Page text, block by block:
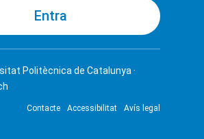
Politècnica de Catalunya ·
Contacte Accessibilitat Avís legal